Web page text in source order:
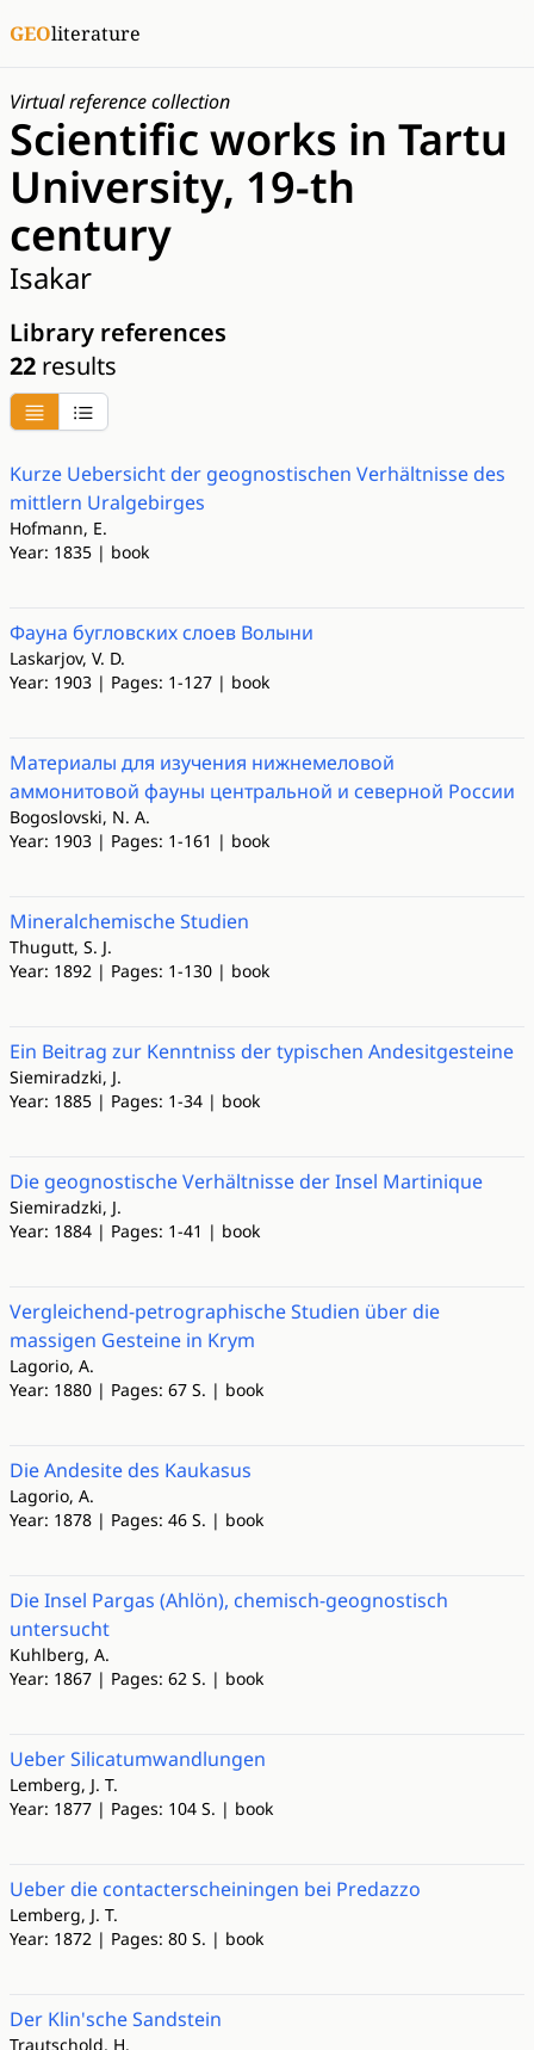
GEOliterature
Virtual reference collection
Scientific works in Tartu
University, 19-th
century
Isakar
Library references
22 results
Kurze Uebersicht der geognostischen Verhältnisse des
mittlern Uralgebirges
Hofmann, E.
Year: 1835 | book
Фауна бугловских слоев Волыни
Laskarjov, V. D.
Year: 1903 | Pages: 1-127 | book
Материалы для изучения нижнемеловой
аммонитовой фауны центральной и северной России
Bogoslovski, N. A.
Year: 1903 | Pages: 1-161 | book
Mineralchemische Studien
Thugutt, S. J.
Year: 1892 | Pages: 1-130 | book
Ein Beitrag zur Kenntniss der typischen Andesitgesteine
Siemiradzki, J.
Year: 1885 | Pages: 1-34 | book
Die geognostische Verhältnisse der Insel Martinique
Siemiradzki, J.
Year: 1884 | Pages: 1-41 | book
Vergleichend-petrographische Studien über die
massigen Gesteine in Krym
Lagorio, A.
Year: 1880 | Pages: 67 S. | book
Die Andesite des Kaukasus
Lagorio, A.
Year: 1878 | Pages: 46 S. | book
Die Insel Pargas (Ahlön), chemisch-geognostisch
untersucht
Kuhlberg, A.
Year: 1867 | Pages: 62 S. | book
Ueber Silicatumwandlungen
Lemberg, J. T.
Year: 1877 | Pages: 104 S. | book
Ueber die contacterscheiningen bei Predazzo
Lemberg, J. T.
Year: 1872 | Pages: 80 S. | book
Der Klin'sche Sandstein
Trautschold, H.